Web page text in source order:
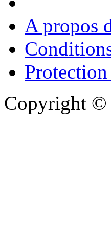
A propos
Protection
Copyright ©